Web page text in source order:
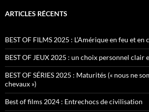
ARTICLES RÉCENTS
BEST OF FILMS 2025 : L’Amérique en feu et en
BEST OF JEUX 2025 : un choix personnel clair
BEST OF SÉRIES 2025 : Maturités (« nous ne
chevaux »)
Best of films 2024 : Entrechocs de civilisation